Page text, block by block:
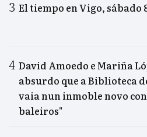
El tiempo en Vigo, sábado
David Amoedo e Mariña
absurdo que a Biblioteca
vaia nun inmoble novo
baleiros"